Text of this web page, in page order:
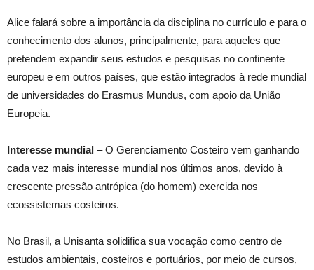
Alice falará sobre a importância da disciplina no currículo e para o
conhecimento dos alunos, principalmente, para aqueles que
pretendem expandir seus estudos e pesquisas no continente
europeu e em outros países, que estão integrados à rede mundial
de universidades do Erasmus Mundus, com apoio da União
Europeia.
Interesse mundial – O Gerenciamento Costeiro vem ganhando
cada vez mais interesse mundial nos últimos anos, devido à
crescente pressão antrópica (do homem) exercida nos
ecossistemas costeiros.
No Brasil, a Unisanta solidifica sua vocação como centro de
estudos ambientais, costeiros e portuários, por meio de cursos,